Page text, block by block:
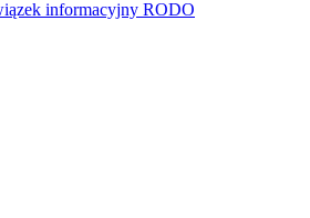
informacyjny RODO